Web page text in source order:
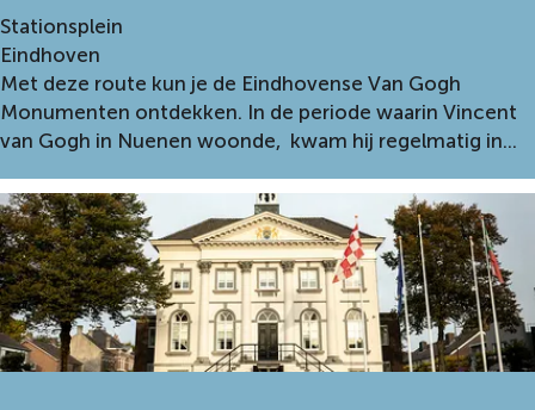
n
n
k
S
t
a
r
t
u
n
t
:
V
a
n
Stationsplein
Eindhoven
Met deze route kun je de Eindhovense Van Gogh
Monumenten ontdekken. In de periode waarin Vincent
van Gogh in Nuenen woonde, kwam hij regelmatig in...